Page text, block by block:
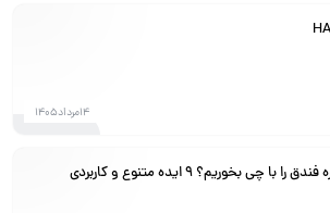
14مرداد1405
را با چی بخوریم؟ ۹ ایده متنوع و کاربردی